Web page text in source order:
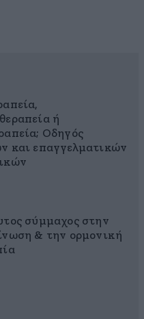
ή
Οδηγός
και επαγγελματικών
σύμμαχος στην
& την ορμονική